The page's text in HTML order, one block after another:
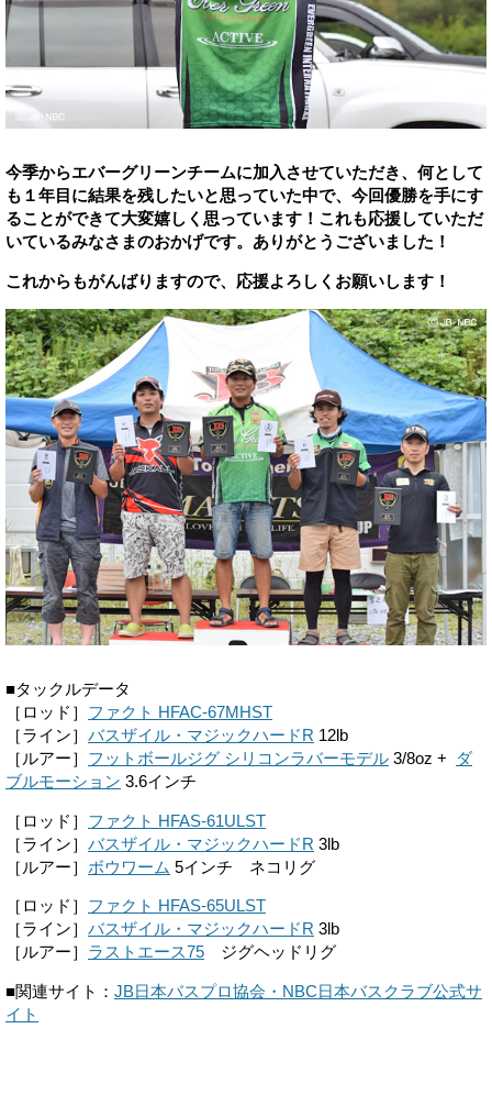
今季からエバーグリーンチームに加入させていただき、何として
も１年目に結果を残したいと思っていた中で、今回優勝を手にす
ることができて大変嬉しく思っています！これも応援していただ
いているみなさまのおかげです。ありがとうございました！
これからもがんばりますので、応援よろしくお願いします！
■タックルデータ
［ロッド］ ファクト HFAC-67MHST
［ライン］ バスザイル・マジックハードR 12lb
［ルアー］ フットボールジグ シリコンラバーモデル 3/8oz +
ダ
ブルモーション 3.6インチ
［ロッド］ ファクト HFAS-61ULST
［ライン］ バスザイル・マジックハードR 3lb
［ルアー］ ボウワーム 5インチ ネコリグ
［ロッド］ ファクト HFAS-65ULST
［ライン］ バスザイル・マジックハードR 3lb
［ルアー］ ラストエース75 ジグヘッドリグ
■関連サイト： JB日本バスプロ協会・NBC日本バスクラブ公式サ
イト